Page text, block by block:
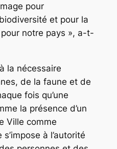
pour
et pour la
notre pays », a-t-
la nécessaire
de la faune et de
fois qu’une
la présence d’un
Ville comme
à l’autorité